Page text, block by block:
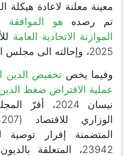
معينة معلنة لاعادة هيكلة
تم رصده هو
الموازنة الاتحادية العامة
2025، وإحالته الى مجلس النوّاب.
وفيما يخص تخفيض الدين
عملية الاقتراض ضغط
نيسان 2024،
المتضمنة إقرار توصية
23942، المتعلقة